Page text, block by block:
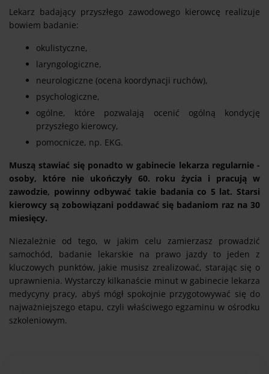
Lekarz badający przyszłego zawodowego kierowcę realizuje
bowiem badanie:
okulistyczne,
laryngologiczne,
neurologiczne (ocena koordynacji ruchów),
psychologiczne,
ogólne, które pozwalają ocenić ogólną kondycję
przyszłego kierowcy,
pomocnicze, np. EKG.
Muszą stawiać się ponadto w gabinecie lekarza regularnie -
osoby, które nie ukończyły 60. roku życia i pracują w
zawodzie, powinny odbywać takie badania co 5 lat. Starsi
kierowcy są zobowiązani poddawać się badaniom raz na 30
miesięcy.
Niezależnie od tego, w jakim celu zamierzasz prowadzić
samochód, badanie lekarskie na prawo jazdy to jeden z
kluczowych punktów, jakie musisz zrealizować, starając się o
uprawnienia. Wystarczy kilkanaście minut w gabinecie lekarza
medycyny pracy, abyś mógł spokojnie przygotowywać się do
najważniejszego etapu, czyli właściwego egzaminu w ośrodku
szkoleniowym.